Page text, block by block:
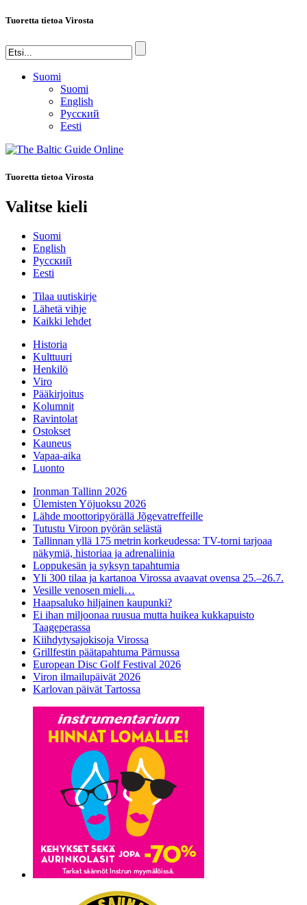
Tuoretta tietoa Virosta
Suomi
Suomi
English
Русский
Eesti
Tuoretta tietoa Virosta
Valitse kieli
Suomi
English
Русский
Eesti
Tilaa uutiskirje
Lähetä vihje
Kaikki lehdet
Historia
Kulttuuri
Henkilö
Viro
Pääkirjoitus
Kolumnit
Ravintolat
Ostokset
Kauneus
Vapaa-aika
Luonto
Ironman Tallinn 2026
Ülemisten Yöjuoksu 2026
Lähde moottoripyörällä Jõgevatreffeille
Tutustu Viroon pyörän selästä
Tallinnan yllä 175 metrin korkeudessa: TV-torni tarjoaa
näkymiä, historiaa ja adrenaliinia
Loppukesän ja syksyn tapahtumia
Yli 300 tilaa ja kartanoa Virossa avaavat ovensa 25.–26.7.
Vesille venosen mieli…
Haapsaluko hiljainen kaupunki?
Ei ihan miljoonaa ruusua mutta huikea kukkapuisto
Taageperassa
Kiihdytysajokisoja Virossa
Grillfestin päätapahtuma Pärnussa
European Disc Golf Festival 2026
Viron ilmailupäivät 2026
Karlovan päivät Tartossa